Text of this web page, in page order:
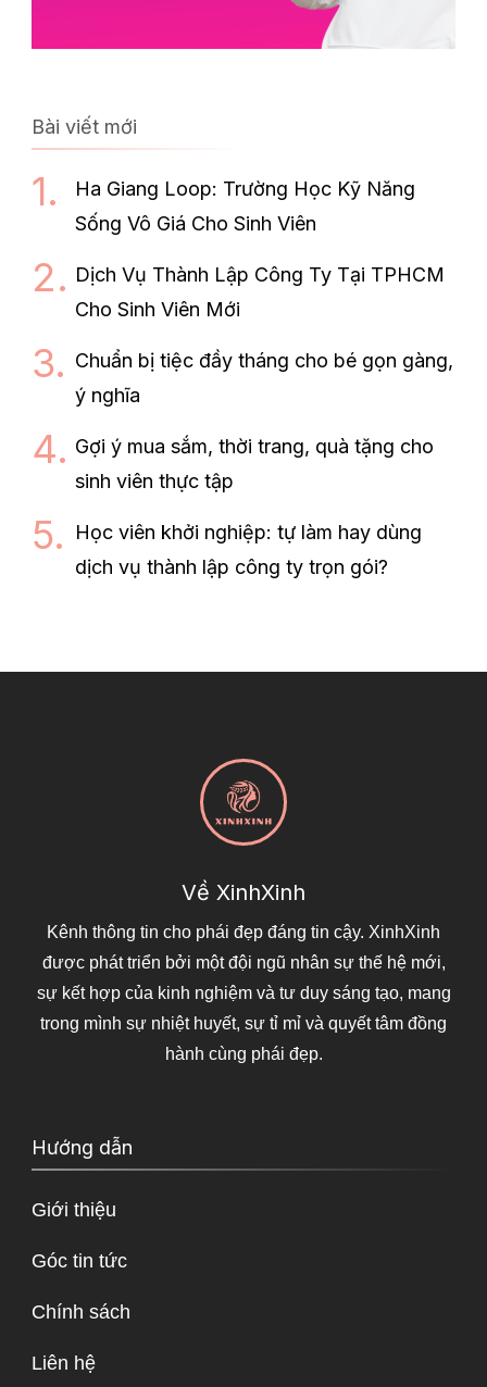
Bài viết mới
Ha Giang Loop: Trường Học Kỹ Năng
Sống Vô Giá Cho Sinh Viên
Dịch Vụ Thành Lập Công Ty Tại TPHCM
Cho Sinh Viên Mới
Chuẩn bị tiệc đầy tháng cho bé gọn gàng,
ý nghĩa
Gợi ý mua sắm, thời trang, quà tặng cho
sinh viên thực tập
Học viên khởi nghiệp: tự làm hay dùng
dịch vụ thành lập công ty trọn gói?
Về XinhXinh
Kênh thông tin cho phái đẹp đáng tin cậy. XinhXinh
được phát triển bởi một đội ngũ nhân sự thế hệ mới,
sự kết hợp của kinh nghiệm và tư duy sáng tạo, mang
trong mình sự nhiệt huyết, sự tỉ mỉ và quyết tâm đồng
hành cùng phái đẹp.
Hướng dẫn
Giới thiệu
Góc tin tức
Chính sách
Liên hệ